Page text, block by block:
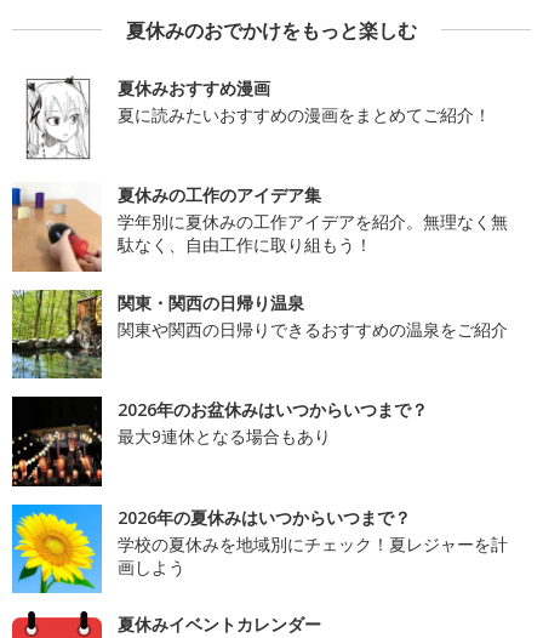
夏休みのおでかけをもっと楽しむ
夏休みおすすめ漫画
夏に読みたいおすすめの漫画をまとめてご紹介！
夏休みの工作のアイデア集
学年別に夏休みの工作アイデアを紹介。無理なく無
駄なく、自由工作に取り組もう！
関東・関西の日帰り温泉
関東や関西の日帰りできるおすすめの温泉をご紹介
2026年のお盆休みはいつからいつまで？
最大9連休となる場合もあり
2026年の夏休みはいつからいつまで？
学校の夏休みを地域別にチェック！夏レジャーを計
画しよう
夏休みイベントカレンダー